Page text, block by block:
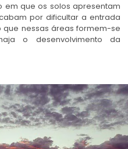
em que os solos apresentam
por dificultar a entrada
nessas áreas formem-se
o desenvolvimento da